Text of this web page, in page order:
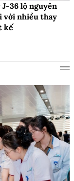
J-36 lộ nguyên
với nhiều thay
kế